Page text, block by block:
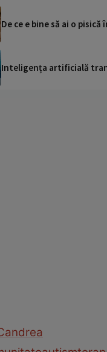
De ce e bine să ai o
Inteligența artificială